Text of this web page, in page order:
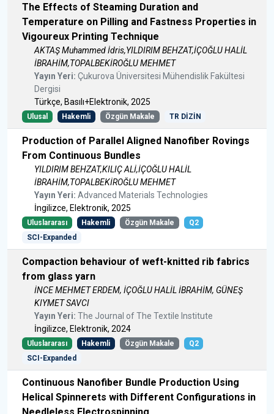
The Effects of Steaming Duration and
Temperature on Pilling and Fastness Properties in
Vigoureux Printing Technique
AKTAŞ Muhammed İdris,YILDIRIM BEHZAT,İÇOĞLU HALİL
İBRAHİM,TOPALBEKİROĞLU MEHMET
Yayın Yeri: Çukurova Üniversitesi Mühendislik Fakültesi
Dergisi
Türkçe, Basılı+Elektronik, 2025
Ulusal Hakemli Özgün Makale TR DİZİN
Production of Parallel Aligned Nanofiber Rovings
From Continuous Bundles
YILDIRIM BEHZAT,KILIÇ ALİ,İÇOĞLU HALİL
İBRAHİM,TOPALBEKİROĞLU MEHMET
Yayın Yeri: Advanced Materials Technologies
İngilizce, Elektronik, 2025
Uluslararası Hakemli Özgün Makale
Q2
SCI-Expanded
Compaction behaviour of weft-knitted rib fabrics
from glass yarn
İNCE MEHMET ERDEM, İÇOĞLU HALİL İBRAHİM, GÜNEŞ
KIYMET SAVCI
Yayın Yeri: The Journal of The Textile Institute
İngilizce, Elektronik, 2024
Uluslararası Hakemli Özgün Makale
Q2
SCI-Expanded
Continuous Nanofiber Bundle Production Using
Helical Spinnerets with Different Configurations in